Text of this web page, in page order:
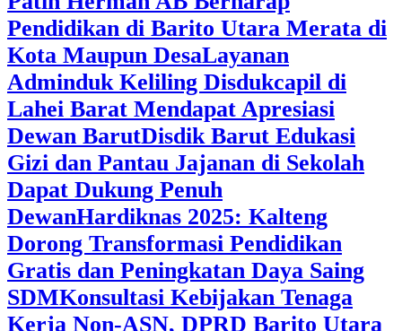
Pendidikan di Barito Utara Merata di
Kota Maupun DesaLayanan
Adminduk Keliling Disdukcapil di
Lahei Barat Mendapat Apresiasi
Dewan BarutDisdik Barut Edukasi
Gizi dan Pantau Jajanan di Sekolah
Dapat Dukung Penuh
DewanHardiknas 2025: Kalteng
Dorong Transformasi Pendidikan
Gratis dan Peningkatan Daya Saing
SDMKonsultasi Kebijakan Tenaga
Kerja Non-ASN, DPRD Barito Utara